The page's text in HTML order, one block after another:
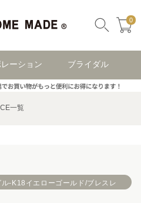
0
ーション ブライダル
一覧
-K18イエローゴールド/ブレスレ